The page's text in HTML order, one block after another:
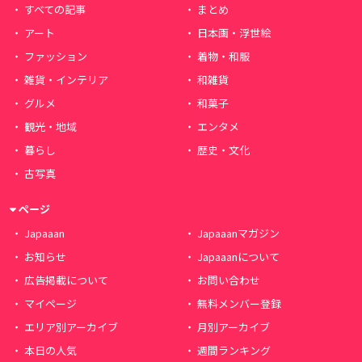
すべての記事
まとめ
アート
日本画・浮世絵
ファッション
着物・和服
雑貨・インテリア
和雑貨
グルメ
和菓子
観光・地域
エンタメ
暮らし
歴史・文化
古写真
ページ
Japaaan
Japaaanマガジン
お知らせ
Japaaanについて
広告掲載について
お問い合わせ
マイページ
無料メンバー登録
エリア別アーカイブ
月別アーカイブ
本日の人気
週間ランキング